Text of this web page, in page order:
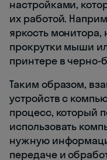
настройками,
их работой.
яркость монитора,
прокрутки мыши
принтере в
Таким образом,
устройств с
процесс, который
использовать
нужную
передаче и